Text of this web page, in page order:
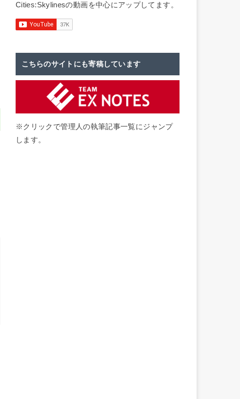
Cities:Skylinesの動画を中心にアップしてます。
こちらのサイトにも寄稿しています
※クリックで管理人の執筆記事一覧にジャンプ
します。